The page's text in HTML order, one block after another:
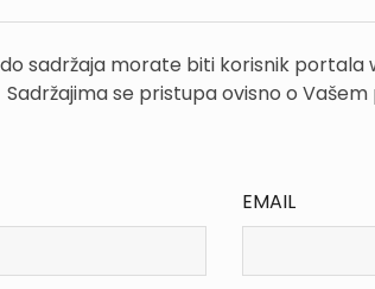
sadržaja morate biti korisnik portala
Sadržajima se pristupa ovisno o Vašem
EMAIL